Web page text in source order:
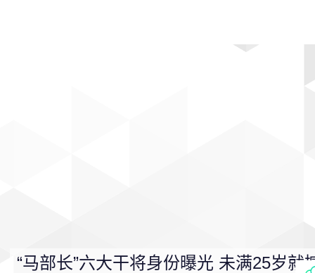
“马部长”六大干将身份曝光 未满25岁就